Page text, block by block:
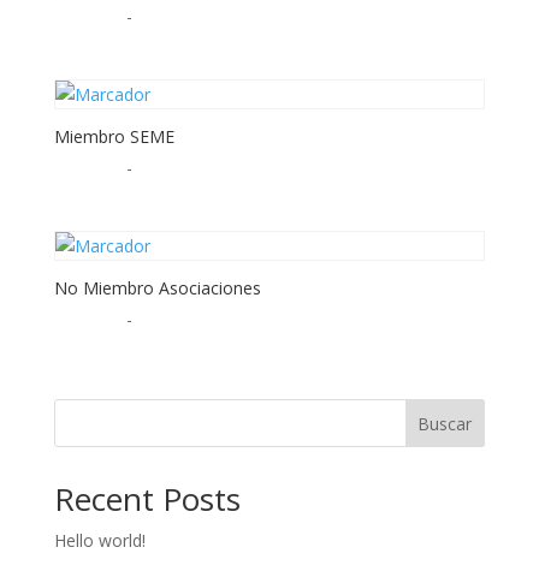
-
Miembro SEME
-
No Miembro Asociaciones
-
Buscar
Recent Posts
Hello world!